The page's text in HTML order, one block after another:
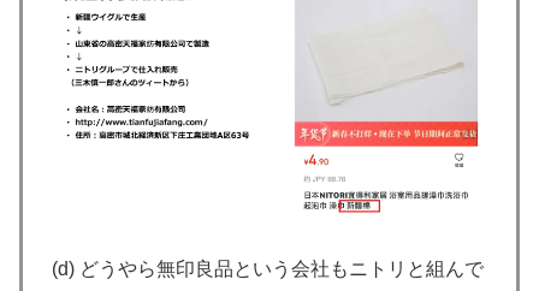
(d) どうやら無印良品という会社もニトリと組んで